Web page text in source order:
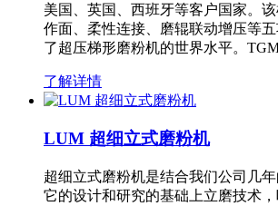
美国、英国、西班牙等客户国家。
作面、柔性连接、磨辊联动增压等
了超压梯形磨粉机的世界水平。
了解详情
LUM 超细立式磨粉机
超细立式磨粉机是结合我们公司几年
它的设计和研究的基础上立磨技术